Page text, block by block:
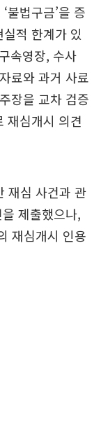
불법구금’을 증
적 한계가 있
속영장, 수사
료와 과거 사료
장을 교차 검증
재심개시 의견
재심 사건과 관
제출했으나,
재심개시 인용